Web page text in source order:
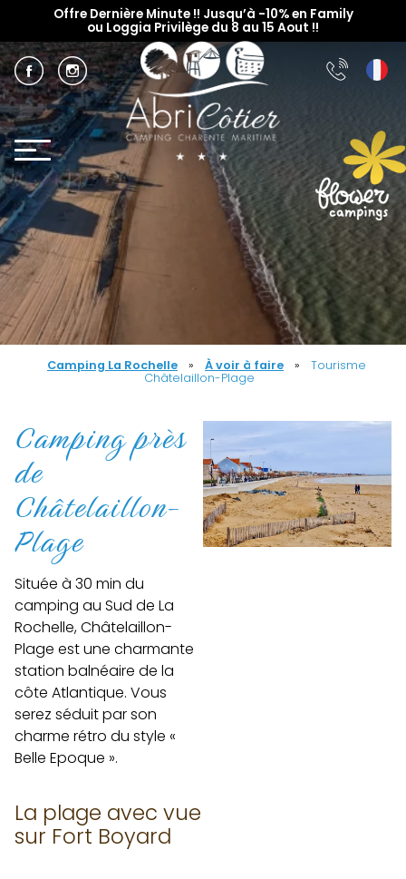
Offre Dernière Minute !! Jusqu’à -10% en Family
ou Loggia Privilège du 8 au 15 Aout !!
Camping La Rochelle » À voir à faire »
Tourisme
Châtelaillon-Plage
Camping près
de
Châtelaillon-
Plage
Située à 30 min du
camping au Sud de La
Rochelle, Châtelaillon-
Plage est une charmante
station balnéaire de la
côte Atlantique. Vous
serez séduit par son
charme rétro du style «
Belle Epoque ».
La plage avec vue
sur Fort Boyard